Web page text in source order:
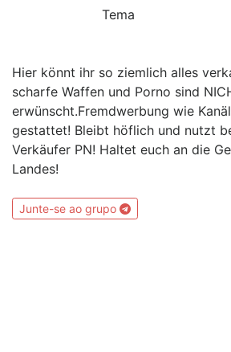
Tema
Hier könnt ihr so ziemlich alles
scharfe Waffen und Porno sind
erwünscht.Fremdwerbung wie
gestattet! Bleibt höflich und nutzt
Verkäufer PN! Haltet euch an die
Landes!
Junte-se ao grupo